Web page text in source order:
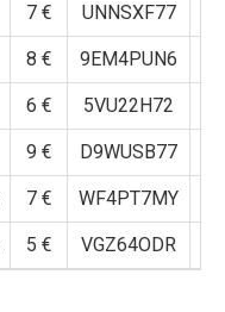
7 € UNNSXF77
8 € 9EM4PUN6
6 € 5VU22H72
9 € D9WUSB77
7 € WF4PT7MY
5 € VGZ64ODR